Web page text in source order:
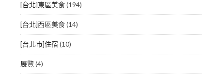
[台北]東區美食(194)
[台北]西區美食(14)
[台北市]住宿 (10)
展覽(4)